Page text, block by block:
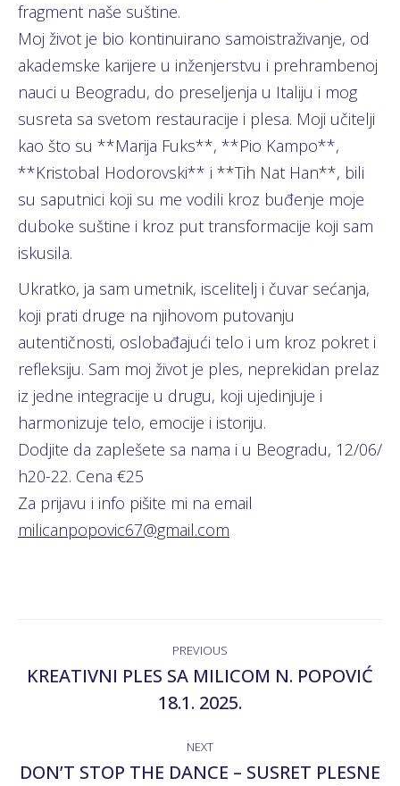
fragment naše suštine.
Moj život je bio kontinuirano samoistraživanje, od
akademske karijere u inženjerstvu i prehrambenoj
nauci u Beogradu, do preseljenja u Italiju i mog
susreta sa svetom restauracije i plesa. Moji učitelji
kao što su **Marija Fuks**, **Pio Kampo**,
**Kristobal Hodorovski** i **Tih Nat Han**, bili
su saputnici koji su me vodili kroz buđenje moje
duboke suštine i kroz put transformacije koji sam
iskusila.
Ukratko, ja sam umetnik, iscelitelj i čuvar sećanja,
koji prati druge na njihovom putovanju
autentičnosti, oslobađajući telo i um kroz pokret i
refleksiju. Sam moj život je ples, neprekidan prelaz
iz jedne integracije u drugu, koji ujedinjuje i
harmonizuje telo, emocije i istoriju.
Dodjite da zaplešete sa nama i u Beogradu, 12/06/
h20-22. Cena €25
Za prijavu i info pišite mi na email
milicanpopovic67@gmail.com
NAVIGATION
PREVIOUS
Previous
KREATIVNI PLES SA MILICOM N. POPOVIĆ
18.1. 2025.
NEXT
DON’T STOP THE DANCE – SUSRET PLESNE